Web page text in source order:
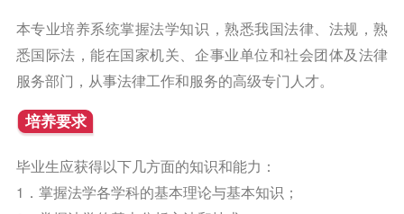
本专业培养系统掌握法学知识，熟悉我国法律、法规，熟
悉国际法，能在国家机关、企事业单位和社会团体及法律
服务部门，从事法律工作和服务的高级专门人才。
培养要求
毕业生应获得以下几方面的知识和能力：
1．掌握法学各学科的基本理论与基本知识；